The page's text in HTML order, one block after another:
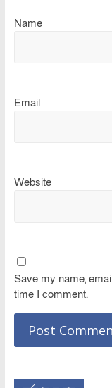
Name
Email
Website
Save my name,
time I comment.